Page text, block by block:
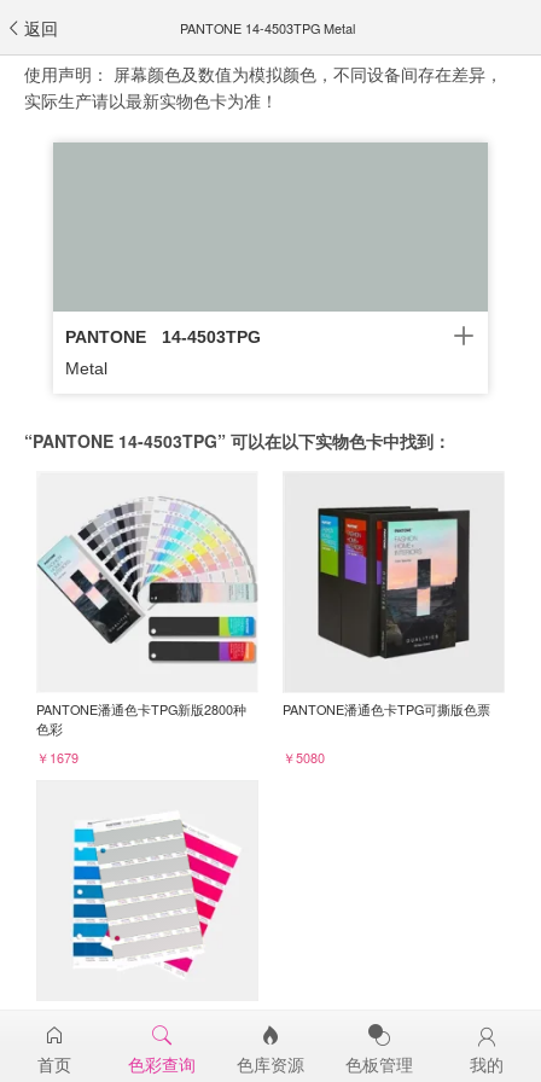
返回 PANTONE 14-4503TPG Metal
使用声明： 屏幕颜色及数值为模拟颜色，不同设备间存在差异，
实际生产请以最新实物色卡为准！
PANTONE
14-4503TPG
Metal
“PANTONE 14-4503TPG” 可以在以下实物色卡中找到：
PANTONE潘通色卡TPG新版2800种
色彩
￥1679
PANTONE潘通色卡TPG可撕版色票
￥5080
14-4503TPG
￥98
首页 色彩查询 色库资源 色板管理 我的